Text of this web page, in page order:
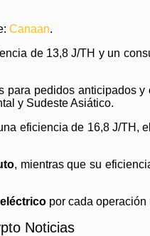
Canaan.
de 13,8 J/TH y un
para pedidos anticipados y
y Sudeste Asiático.
eficiencia de 16,8 J/TH,
, mientras que su
por cada operación
Noticias